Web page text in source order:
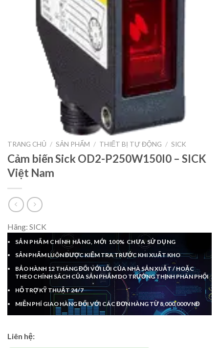
TRANG CHỦ / SẢN PHẨM / THIẾT BỊ TỰ ĐỘNG / SICK
Cảm biến Sick OD2-P250W150I0 – SICK
Việt Nam
Hãng: SICK
SẢN PHẨM CHÍNH HÃNG, MỚI 100% CHƯA SỬ DỤNG
SẢN PHẨM LUÔN ĐƯỢC KIỂM TRA TRƯỚC KHI XUẤT KHO
BẢO HÀNH 12 THÁNG ĐỐI VỚI LỖI CỦA NHÀ SẢN XUẤT / HOẶC
THEO CHÍNH SÁCH CỦA SẢN PHẨM DO TRƯỜNG THỊNH PHÂN PHỐI
HỖ TRỢ KỸ THUẬT 24/7
MIỄN PHÍ GIAO HÀNG ĐỐI VỚI CÁC ĐƠN HÀNG TỪ 8,000,000VNĐ
Liên hệ: